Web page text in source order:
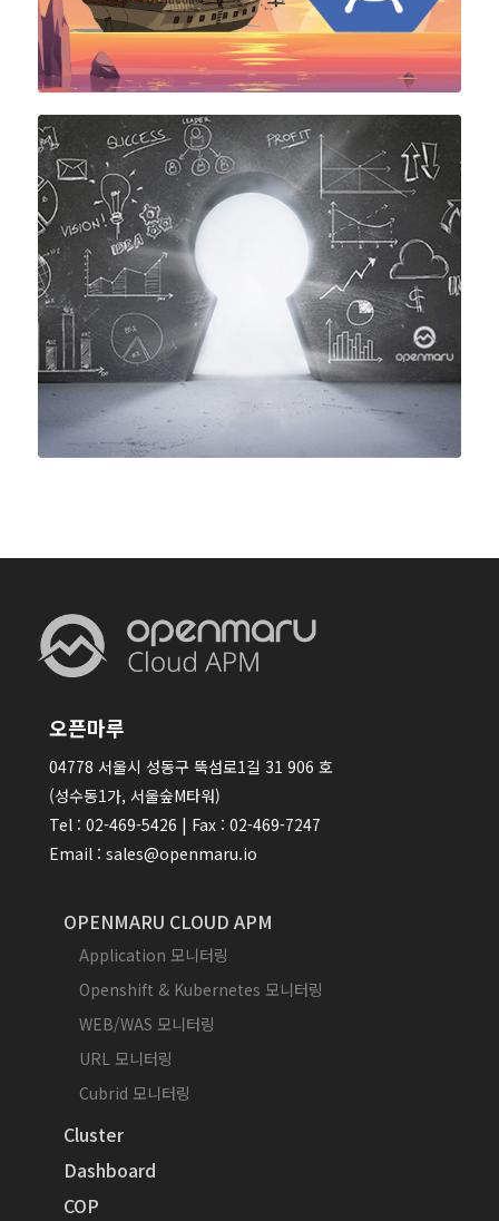
오픈마루
04778 서울시 성동구 뚝섬로1길 31 906 호
(성수동1가, 서울숲M타워)
Tel : 02-469-5426 | Fax : 02-469-7247
Email : sales@openmaru.io
OPENMARU CLOUD APM
Application 모니터링
Openshift & Kubernetes 모니터링
WEB/WAS 모니터링
URL 모니터링
Cubrid 모니터링
Cluster
Dashboard
COP